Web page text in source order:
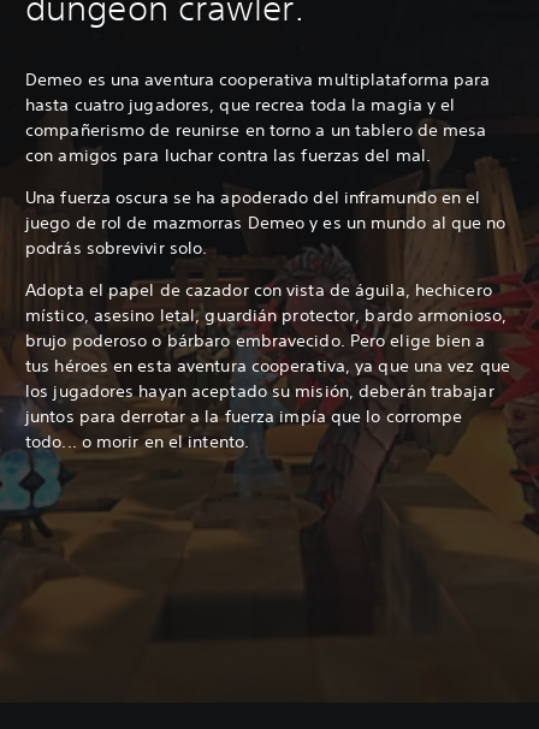
Demeo es una aventura cooperativa multiplataforma para
hasta cuatro jugadores, que recrea toda la magia y el
compañerismo de reunirse en torno a un tablero de mesa
con amigos para luchar contra las fuerzas del mal.
Una fuerza oscura se ha apoderado del inframundo en el
juego de rol de mazmorras Demeo y es un mundo al que no
podrás sobrevivir solo.
Adopta el papel de cazador con vista de águila, hechicero
místico, asesino letal, guardián protector, bardo armonioso,
brujo poderoso o bárbaro embravecido. Pero elige bien a
tus héroes en esta aventura cooperativa, ya que una vez que
los jugadores hayan aceptado su misión, deberán trabajar
juntos para derrotar a la fuerza impía que lo corrompe
todo... o morir en el intento.